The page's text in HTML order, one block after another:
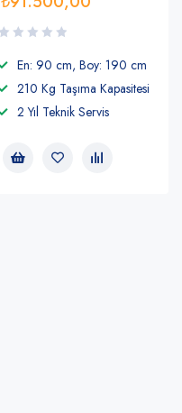
En: 90 cm, Boy: 190 cm
210 Kg Taşıma Kapasitesi
2 Yıl Teknik Servis